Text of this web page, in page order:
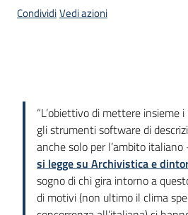
CondividiVedi azioni
Introduzione
“L’obiettivo di mettere insieme
gli strumenti software di
anche solo per l’ambito italiano
si legge su Archivistica e
sogno di chi gira intorno a
di motivi (non ultimo il clima